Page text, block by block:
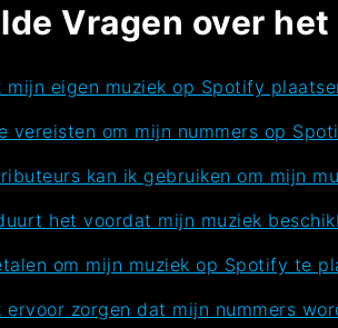
Vragen over
mijn eigen muziek op Spotify
vereisten om mijn nummers op
kan ik gebruiken om mijn
het voordat mijn muziek
om mijn muziek op Spotify te
ervoor zorgen dat mijn nummers